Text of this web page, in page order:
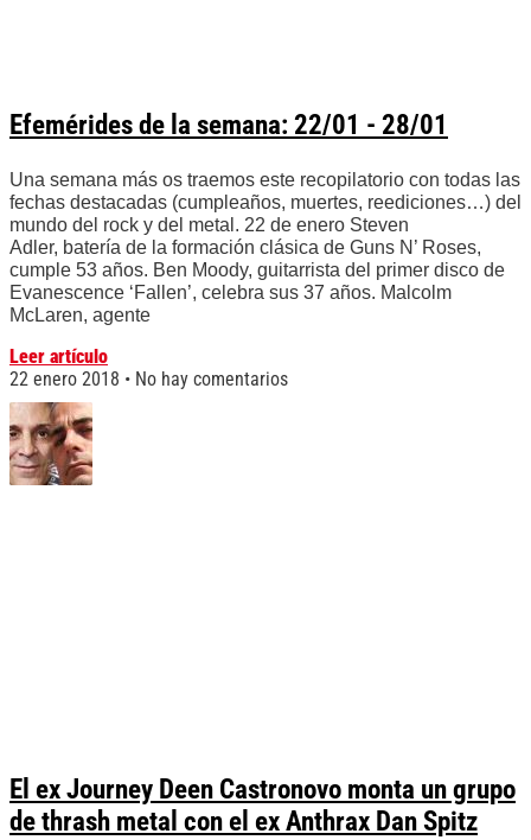
Efemérides de la semana: 22/01 - 28/01
Una semana más os traemos este recopilatorio con todas las
fechas destacadas (cumpleaños, muertes, reediciones…) del
mundo del rock y del metal. 22 de enero Steven
Adler, batería de la formación clásica de Guns N’ Roses,
cumple 53 años. Ben Moody, guitarrista del primer disco de
Evanescence ‘Fallen’, celebra sus 37 años. Malcolm
McLaren, agente
Leer artículo
22 enero 2018
No hay comentarios
El ex Journey Deen Castronovo monta un grupo
de thrash metal con el ex Anthrax Dan Spitz